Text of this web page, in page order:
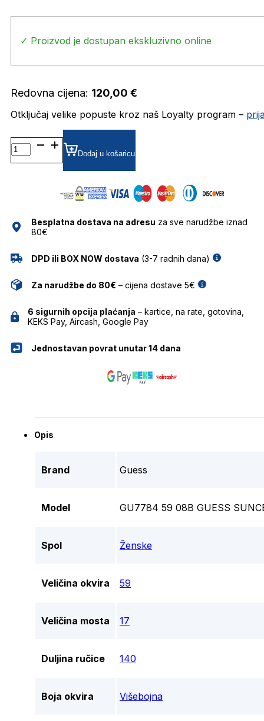
✓ Proizvod je dostupan ekskluzivno online
Redovna cijena: 120,00 €
Otključaj velike popuste kroz naš Loyalty program –
GU7784
59
08B
Dodaj u košaricu
Besplatna dostava na adresu za sve narudžbe iznad
80€
DPD ili BOX NOW dostava (3-7 radnih dana)
Za narudžbe do 80€ – cijena dostave 5€
6 sigurnih opcija plaćanja – kartice, na rate, gotovina,
KEKS Pay, Aircash, Google Pay
Jednostavan povrat unutar 14 dana
Opis
Brand Guess
Model GU7784 59 08B GUESS
Spol Ženske
Veličina okvira 59
Veličina mosta 17
Duljina ručice 140
Boja okvira Višebojna